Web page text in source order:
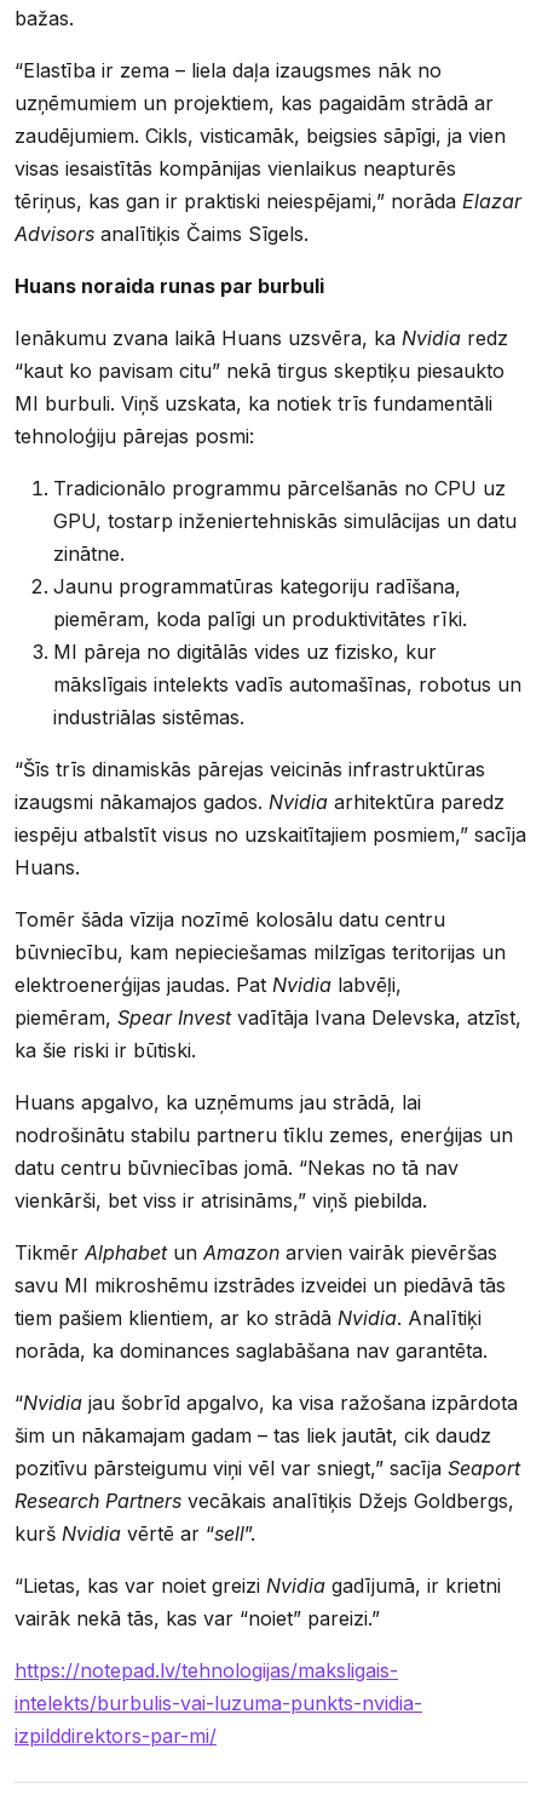
bažas.
“Elastība ir zema – liela daļa izaugsmes nāk no
uzņēmumiem un projektiem, kas pagaidām strādā ar
zaudējumiem. Cikls, visticamāk, beigsies sāpīgi, ja vien
visas iesaistītās kompānijas vienlaikus neapturēs
tēriņus, kas gan ir praktiski neiespējami,” norāda Elazar
Advisors analītiķis Čaims Sīgels.
Huans noraida runas par burbuli
Ienākumu zvana laikā Huans uzsvēra, ka Nvidia redz
“kaut ko pavisam citu” nekā tirgus skeptiķu piesaukto
MI burbuli. Viņš uzskata, ka notiek trīs fundamentāli
tehnoloģiju pārejas posmi:
Tradicionālo programmu pārcelšanās no CPU uz
GPU, tostarp inženiertehniskās simulācijas un datu
zinātne.
Jaunu programmatūras kategoriju radīšana,
piemēram, koda palīgi un produktivitātes rīki.
MI pāreja no digitālās vides uz fizisko, kur
mākslīgais intelekts vadīs automašīnas, robotus un
industriālas sistēmas.
“Šīs trīs dinamiskās pārejas veicinās infrastruktūras
izaugsmi nākamajos gados. Nvidia arhitektūra paredz
iespēju atbalstīt visus no uzskaitītajiem posmiem,” sacīja
Huans.
Tomēr šāda vīzija nozīmē kolosālu datu centru
būvniecību, kam nepieciešamas milzīgas teritorijas un
elektroenerģijas jaudas. Pat Nvidia labvēļi,
piemēram, Spear Invest vadītāja Ivana Delevska, atzīst,
ka šie riski ir būtiski.
Huans apgalvo, ka uzņēmums jau strādā, lai
nodrošinātu stabilu partneru tīklu zemes, enerģijas un
datu centru būvniecības jomā. “Nekas no tā nav
vienkārši, bet viss ir atrisināms,” viņš piebilda.
Tikmēr Alphabetun Amazon arvien vairāk pievēršas
savu MI mikroshēmu izstrādes izveidei un piedāvā tās
tiem pašiem klientiem, ar ko strādā Nvidia. Analītiķi
norāda, ka dominances saglabāšana nav garantēta.
“Nvidia jau šobrīd apgalvo, ka visa ražošana izpārdota
šim un nākamajam gadam – tas liek jautāt, cik daudz
pozitīvu pārsteigumu viņi vēl var sniegt,” sacīja Seaport
Research Partners vecākais analītiķis Džejs Goldbergs,
kurš Nvidia vērtē ar “sell”.
“Lietas, kas var noiet greizi Nvidia gadījumā, ir krietni
vairāk nekā tās, kas var “noiet” pareizi.”
https://notepad.lv/tehnologijas/maksligais-
intelekts/burbulis-vai-luzuma-punkts-nvidia-
izpilddirektors-par-mi/